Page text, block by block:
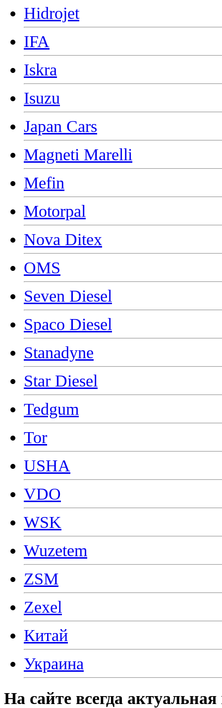
Hidrojet
IFA
Iskra
Isuzu
Japan Cars
Magneti Marelli
Mefin
Motorpal
Nova Ditex
OMS
Seven Diesel
Spaco Diesel
Stanadyne
Star Diesel
Tedgum
Tor
USHA
VDO
WSK
Wuzetem
ZSM
Zexel
Китай
Украина
На сайте всегда